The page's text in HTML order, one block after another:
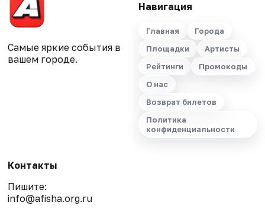
Самые яркие события в
вашем городе.
Навигация
Главная
Города
Площадки
Артисты
Рейтинги
Промокоды
О нас
Возврат билетов
Политика
конфиденциальности
Контакты
Пишите:
info@afisha.org.ru